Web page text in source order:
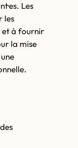
Les
les
et à fournir
la mise